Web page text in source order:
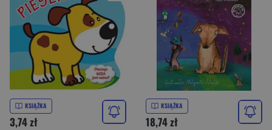
KSIĄŻKA
3,74 zł
KSIĄŻKA
18,74 zł